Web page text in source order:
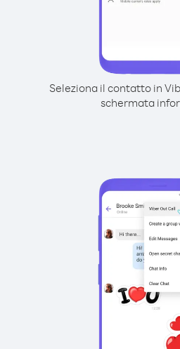
Seleziona il contatto in
schermata